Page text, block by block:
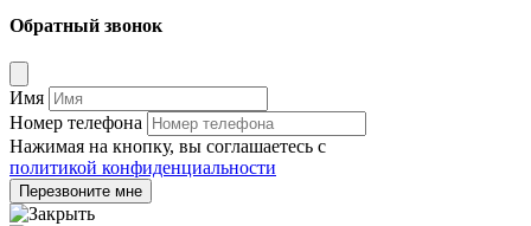
Обратный звонок
Имя
Номер телефона
Нажимая на кнопку, вы соглашаетесь с
политикой конфиденциальности
Перезвоните мне